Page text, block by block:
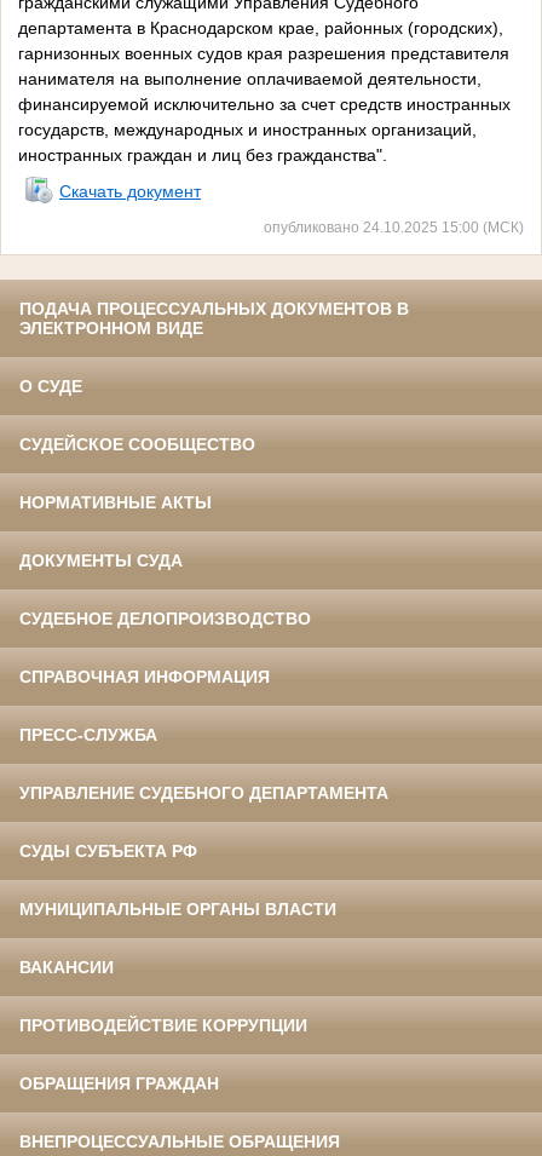
департамента в Краснодарском крае, районных (городских),
гарнизонных военных судов края разрешения представителя
нанимателя на выполнение оплачиваемой деятельности,
финансируемой исключительно за счет средств иностранных
государств, международных и иностранных организаций,
иностранных граждан и лиц без гражданства".
Скачать документ
опубликовано 24.10.2025 15:00 (МСК)
ПОДАЧА ПРОЦЕССУАЛЬНЫХ ДОКУМЕНТОВ В
ЭЛЕКТРОННОМ ВИДЕ
О СУДЕ
СУДЕЙСКОЕ СООБЩЕСТВО
НОРМАТИВНЫЕ АКТЫ
ДОКУМЕНТЫ СУДА
СУДЕБНОЕ ДЕЛОПРОИЗВОДСТВО
СПРАВОЧНАЯ ИНФОРМАЦИЯ
ПРЕСС-СЛУЖБА
УПРАВЛЕНИЕ СУДЕБНОГО ДЕПАРТАМЕНТА
СУДЫ СУБЪЕКТА РФ
МУНИЦИПАЛЬНЫЕ ОРГАНЫ ВЛАСТИ
ВАКАНСИИ
ПРОТИВОДЕЙСТВИЕ КОРРУПЦИИ
ОБРАЩЕНИЯ ГРАЖДАН
ВНЕПРОЦЕССУАЛЬНЫЕ ОБРАЩЕНИЯ